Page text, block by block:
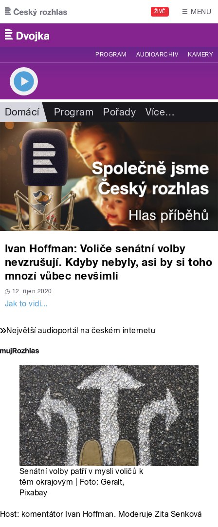
Přejít k hlavnímu obsahu
ŽIVĚ MENU
PROGRAM AUDIOARCHIV KAMERY
Domácí Program Pořady Více…
Ivan Hoffman: Voliče senátní volby
nevzrušují. Kdyby nebyly, asi by si toho
mnozí vůbec nevšimli
12. říjen 2020
Jak to vidí...
Největší audioportál na českém internetu
Senátní volby patří v mysli voličů k
těm okrajovým | Foto: Geralt,
Pixabay
Host: komentátor Ivan Hoffman. Moderuje Zita Senková